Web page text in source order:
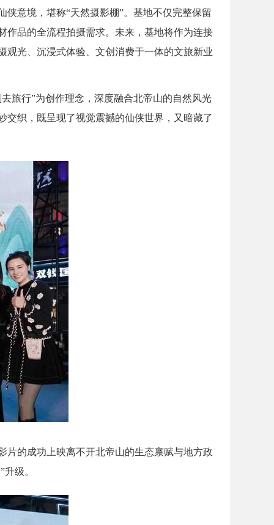
意境，堪称“天然摄影棚”。基地不仅完整保留
作品的全流程拍摄需求。未来，基地将作为连接
观光、沉浸式体验、文创消费于一体的文旅新业
旅行”为创作理念，深度融合北帝山的自然风光
织，既呈现了视觉震撼的仙侠世界，又暗藏了
片的成功上映离不开北帝山的生态禀赋与地方政
级。